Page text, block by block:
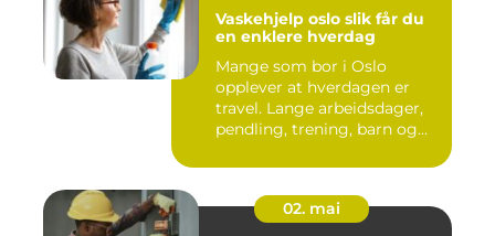
Vaskehjelp oslo slik får du
en enklere hverdag
Mange som bor i Oslo
opplever at hverdagen er
travel. Lange arbeidsdager,
pendling, trening, barn og...
02. mai